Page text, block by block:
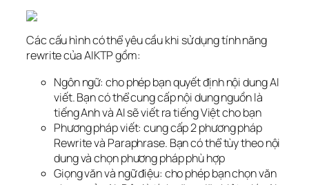
Các cấu hình có thể yêu cầu khi sử dụng tính năng
rewrite của AIKTP gồm:
Ngôn ngữ: cho phép bạn quyết định nội dung AI
viết. Bạn có thể cung cấp nội dung nguồn là
tiếng Anh và AI sẽ viết ra tiếng Việt cho bạn
Phương pháp viết: cung cấp 2 phương pháp
Rewrite và Paraphrase. Bạn có thể tùy theo nội
dung và chọn phương pháp phù hợp
Giọng văn và ngữ điệu: cho phép bạn chọn văn